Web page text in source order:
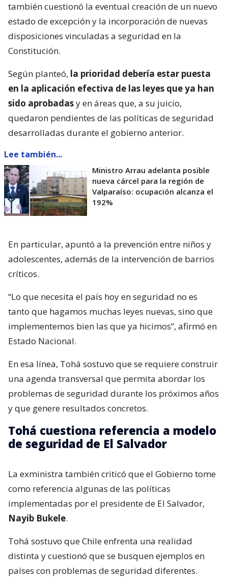
también cuestionó la eventual creación de un nuevo
estado de excepción y la incorporación de nuevas
disposiciones vinculadas a seguridad en la
Constitución.
Según planteó, la prioridad debería estar puesta
en la aplicación efectiva de las leyes que ya han
sido aprobadasy en áreas que, a su juicio,
quedaron pendientes de las políticas de seguridad
desarrolladas durante el gobierno anterior.
Lee también...
Ministro Arrau adelanta posible
nueva cárcel para la región de
Valparaíso: ocupación alcanza el
192%
En particular, apuntó a la prevención entre niños y
adolescentes, además de la intervención de barrios
críticos.
“Lo que necesita el país hoy en seguridad no es
tanto que hagamos muchas leyes nuevas, sino que
implementemos bien las que ya hicimos”, afirmó en
Estado Nacional.
En esa línea, Tohá sostuvo que se requiere construir
una agenda transversal que permita abordar los
problemas de seguridad durante los próximos años
y que genere resultados concretos.
Tohá cuestiona referencia a modelo
de seguridad de El Salvador
La exministra también criticó que el Gobierno tome
como referencia algunas de las políticas
implementadas por el presidente de El Salvador,
Nayib Bukele.
Tohá sostuvo que Chile enfrenta una realidad
distinta y cuestionó que se busquen ejemplos en
países con problemas de seguridad diferentes.